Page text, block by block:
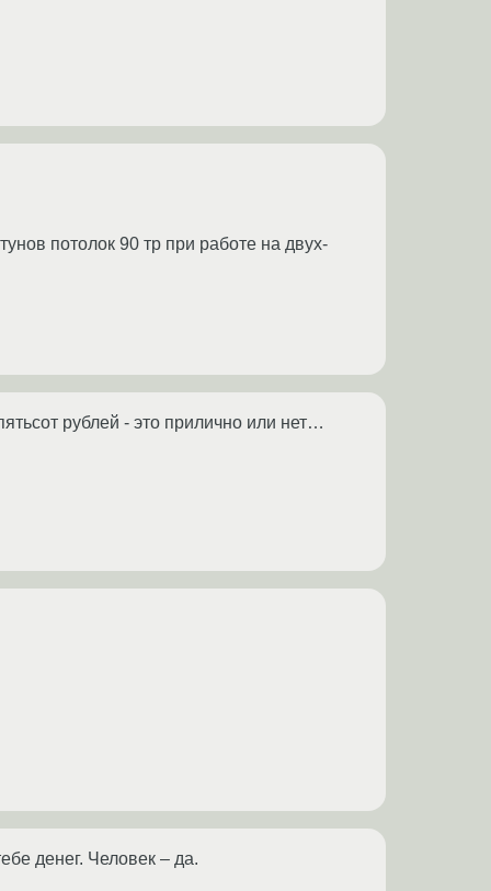
потолок 90 тр при работе на двух-
рублей - это прилично или нет…
денег. Человек – да.